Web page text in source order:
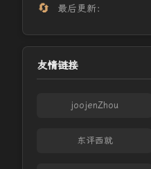
🔄 最后更新：
友情链接
joojenZhou
东评西就